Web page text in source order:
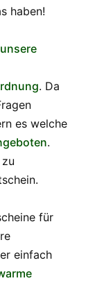
haben!
unsere
. Da
es welche
.
für
einfach